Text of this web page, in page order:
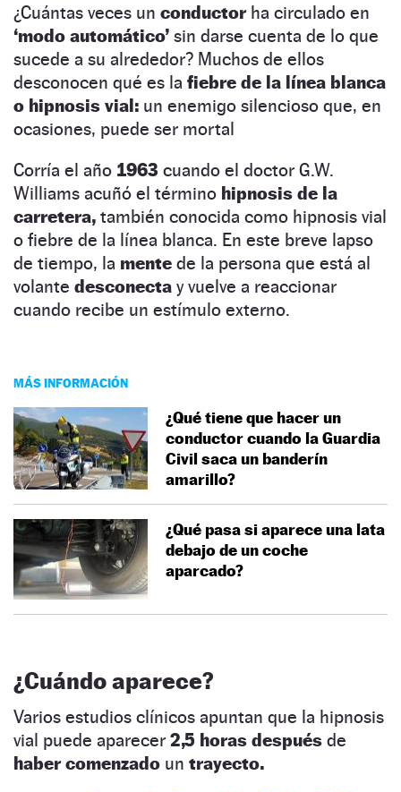
¿Cuántas veces un conductor ha circulado en
‘modo automático’ sin darse cuenta de lo que
sucede a su alrededor? Muchos de ellos
desconocen qué es la fiebre de la línea blanca
o hipnosis vial: un enemigo silencioso que, en
ocasiones, puede ser mortal
Corría el año 1963 cuando el doctor G.W.
Williams acuñó el término hipnosis de la
carretera, también conocida como hipnosis vial
o fiebre de la línea blanca. En este breve lapso
de tiempo, la mente de la persona que está al
volante desconecta y vuelve a reaccionar
cuando recibe un estímulo externo.
MÁS INFORMACIÓN
¿Qué tiene que hacer un
conductor cuando la Guardia
Civil saca un banderín
amarillo?
¿Qué pasa si aparece una lata
debajo de un coche
aparcado?
¿Cuándo aparece?
Varios estudios clínicos apuntan que la hipnosis
vial puede aparecer 2,5 horas después de
haber comenzado un trayecto.